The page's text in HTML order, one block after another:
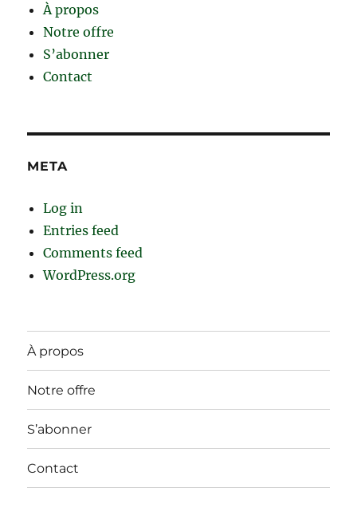
À propos
Notre offre
S’abonner
Contact
META
Log in
Entries feed
Comments feed
WordPress.org
À propos
Notre offre
S’abonner
Contact